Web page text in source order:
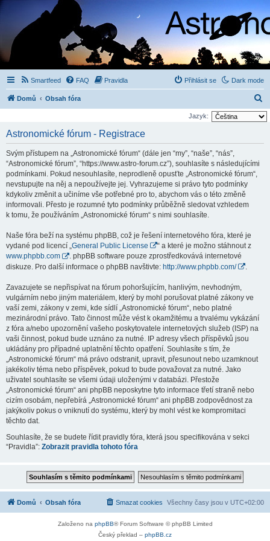
Dark mode
Smartfeed FAQ Pravidla Přihlásit se
Domů Obsah fóra
l
Jazyk:
Astronomické fórum - Registrace
Svým přístupem na „Astronomické fórum“ (dále jen “my”, “naše”, “nás”,
“Astronomické fórum”, “https://www.astro-forum.cz”), souhlasíte s následujícími
podmínkami. Pokud nesouhlasíte, neprodleně opusťte „Astronomické fórum“,
nevstupujte na něj a nepoužívejte jej. Vyhrazujeme si právo tyto podmínky
kdykoliv změnit a učiníme vše potřebné pro to, abychom vás o této změně
informovali. Přesto je rozumné tyto podmínky průběžně sledovat vzhledem
k tomu, že používáním „Astronomické fórum“ s nimi souhlasíte.
Naše fóra beží na systému phpBB, což je řešení internetového fóra, které je
vydané pod licencí „General Public License
“ a které je možno stáhnout z
www.phpbb.com
. phpBB software pouze zprostředkovává internetové
diskuze. Pro další informace o phpBB navštivte: http://www.phpbb.com/
Zavazujete se nepřispívat na fórum pohoršujícím, hanlivým, nevhodným,
vulgárním nebo jiným materiálem, který by mohl porušovat platné zákony ve
vaší zemi, zákony v zemi, kde sídlí „Astronomické fórum“, nebo platné
mezinárodní právo. Tato činnost může vést k okamžitému a trvalému vykázání
z fóra a/nebo upozornění vašeho poskytovatele internetových služeb (ISP) na
vaši činnost, pokud bude uznáno za nutné. IP adresy všech příspěvků jsou
ukládány pro případné uplatnění těchto opatření. Souhlasíte s tím, že
„Astronomické fórum“ má právo odstranit, upravit, přesunout nebo uzamknout
jakékoliv téma nebo příspěvek, pokud to bude považovat za nutné. Jako
uživatel souhlasíte se všemi údaji uloženými v databázi. Přestože
„Astronomické fórum“ ani phpBB neposkytne tyto informace třetí straně nebo
cizím osobám, nepřebírá „Astronomické fórum“ ani phpBB zodpovědnost za
jakýkoliv pokus o vniknutí do systému, který by mohl vést ke kompromitaci
těchto dat.
Souhlasíte, že se budete řídit pravidly fóra, která jsou specifikována v sekci
“Pravidla”: Zobrazit pravidla tohoto fóra
Domů Obsah fóra Všechny časy jsou v UTC+02:00
Smazat cookies
Založeno na phpBB® Forum Software © phpBB Limited
Český překlad – phpBB.cz